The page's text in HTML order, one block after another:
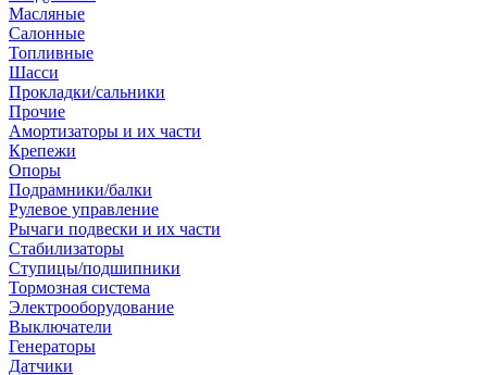
Масляные
Салонные
Топливные
Шасси
Прокладки/сальники
Прочие
Амортизаторы и их части
Крепежи
Опоры
Подрамники/балки
Рулевое управление
Рычаги подвески и их части
Стабилизаторы
Ступицы/подшипники
Тормозная система
Электрооборудование
Выключатели
Генераторы
Датчики